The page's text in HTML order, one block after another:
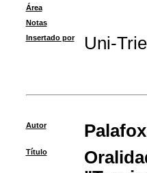
Área
Notas
Insertado por
Uni-
Autor
Título